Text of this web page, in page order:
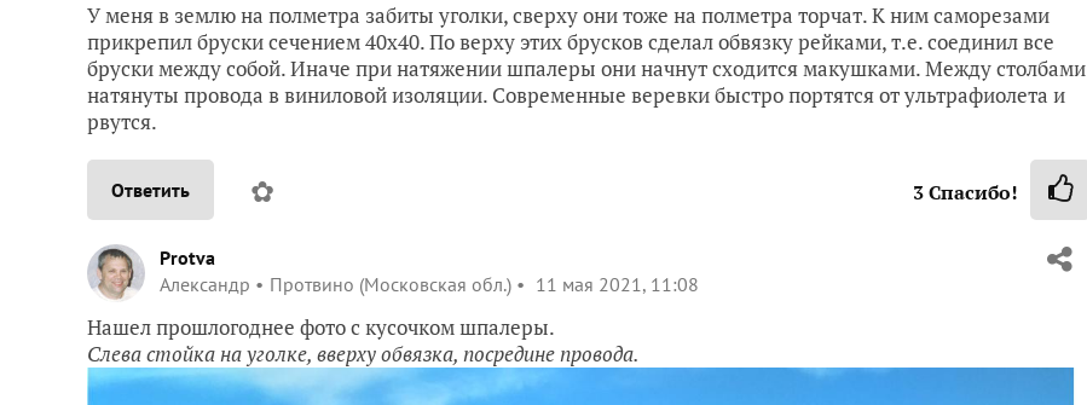
У меня в землю на полметра забиты уголки, сверху они тоже на полметра торчат. К ним саморезами
прикрепил бруски сечением 40х40. По верху этих брусков сделал обвязку рейками, т.е. соединил все
бруски между собой. Иначе при натяжении шпалеры они начнут сходится макушками. Между столбами
натянуты провода в виниловой изоляции. Современные веревки быстро портятся от ультрафиолета и
рвутся.
Ответить ✿ 3Спасибо!
Protva
Александр
Протвино (Московская обл.) 11 мая 2021, 11:08
Нашел прошлогоднее фото с кусочком шпалеры.
Слева стойка на уголке, вверху обвязка, посредине провода.